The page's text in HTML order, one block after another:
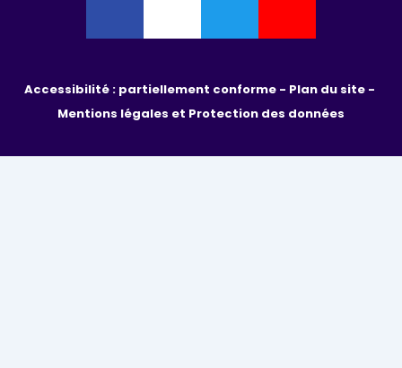
Accessibilité : partiellement conforme -
Mentions légales et Protection des données